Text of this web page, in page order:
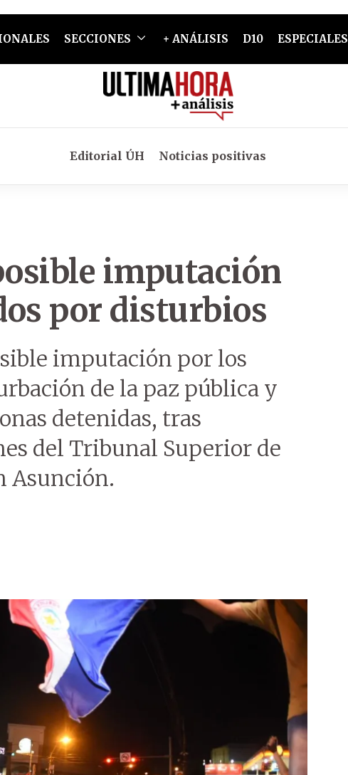
SECCIONES + ANÁLISIS D10 ESPECIALES
Editorial ÚH Noticias positivas
imputación
por disturbios
imputación por los
de la paz pública y
detenidas, tras
del Tribunal Superior de
Asunción.